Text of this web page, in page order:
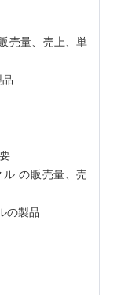
品
の製品